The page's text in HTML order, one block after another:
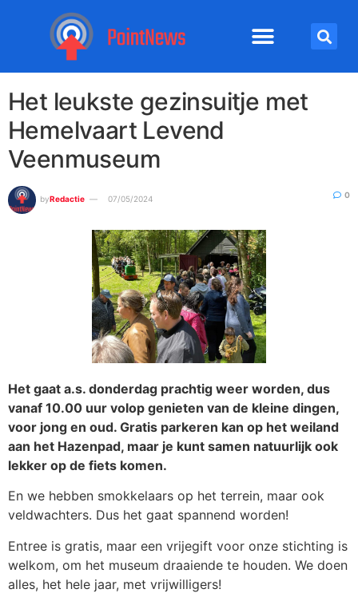
Het leukste gezinsuitje met
Hemelvaart Levend
Veenmuseum
byRedactie 07/05/2024 0
Het gaat a.s. donderdag prachtig weer worden, dus
vanaf 10.00 uur volop genieten van de kleine dingen,
voor jong en oud. Gratis parkeren kan op het weiland
aan het Hazenpad, maar je kunt samen natuurlijk ook
lekker op de fiets komen.
En we hebben smokkelaars op het terrein, maar ook
veldwachters. Dus het gaat spannend worden!
Entree is gratis, maar een vrijegift voor onze stichting is
welkom, om het museum draaiende te houden. We doen
alles, het hele jaar, met vrijwilligers!